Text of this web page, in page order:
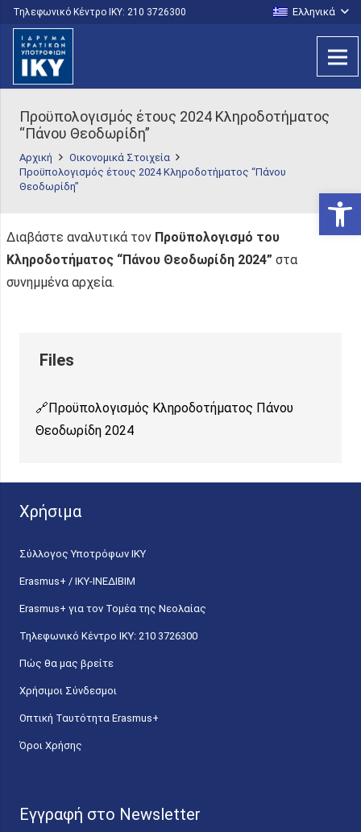
Τηλεφωνικό Κέντρο IKY: 210 3726300 Ελληνικά
Προϋπολογισμός έτους 2024 Κληροδοτήματος
“Πάνου Θεοδωρίδη”
Αρχική
Οικονομικά Στοιχεία
Προϋπολογισμός έτους 2024 Κληροδοτήματος “Πάνου
Θεοδωρίδη”
Διαβάστε αναλυτικά τον Προϋπολογισμό του
Κληροδοτήματος “Πάνου Θεοδωρίδη 2024” στα
συνημμένα αρχεία.
Προϋπολογισμός Κληροδοτήματος Πάνου
Θεοδωρίδη 2024
Χρήσιμα
Σύλλογος Υποτρόφων ΙΚΥ
Erasmus+ / ΙΚΥ-ΙΝΕΔΙΒΙΜ
Erasmus+ για τον Τομέα της Νεολαίας
Τηλεφωνικό Κέντρο IKY: 210 3726300
Πώς θα μας βρείτε
Χρήσιμοι Σύνδεσμοι
Οπτική Ταυτότητα Erasmus+
Όροι Χρήσης
Εγγραφή στο Newsletter